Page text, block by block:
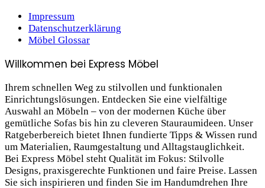
Impressum
Datenschutzerklärung
Möbel Glossar
Willkommen bei Express Möbel
Ihrem schnellen Weg zu stilvollen und funktionalen
Einrichtungslösungen. Entdecken Sie eine vielfältige
Auswahl an Möbeln – von der modernen Küche über
gemütliche Sofas bis hin zu cleveren Stauraum­ideen. Unser
Ratgeberbereich bietet Ihnen fundierte Tipps & Wissen rund
um Materialien, Raumgestaltung und Alltagstauglichkeit.
Bei Express Möbel steht Qualität im Fokus: Stilvolle
Designs, praxis­gerechte Funktionen und faire Preise. Lassen
Sie sich inspirieren und finden Sie im Handumdrehen Ihre